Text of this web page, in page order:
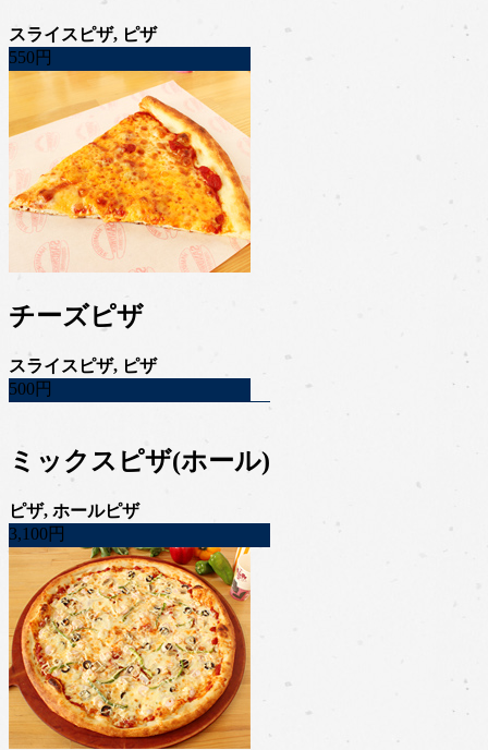
スライスピザ, ピザ
550円
チーズピザ
スライスピザ, ピザ
500円
ミックスピザ(ホール)
ピザ, ホールピザ
3,100円